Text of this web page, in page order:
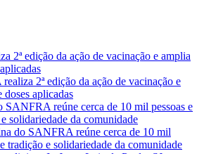
2ª edição da ação de vacinação e
aplicadas
do SANFRA reúne cerca de 10 mil
tradição e solidariedade da comunidade